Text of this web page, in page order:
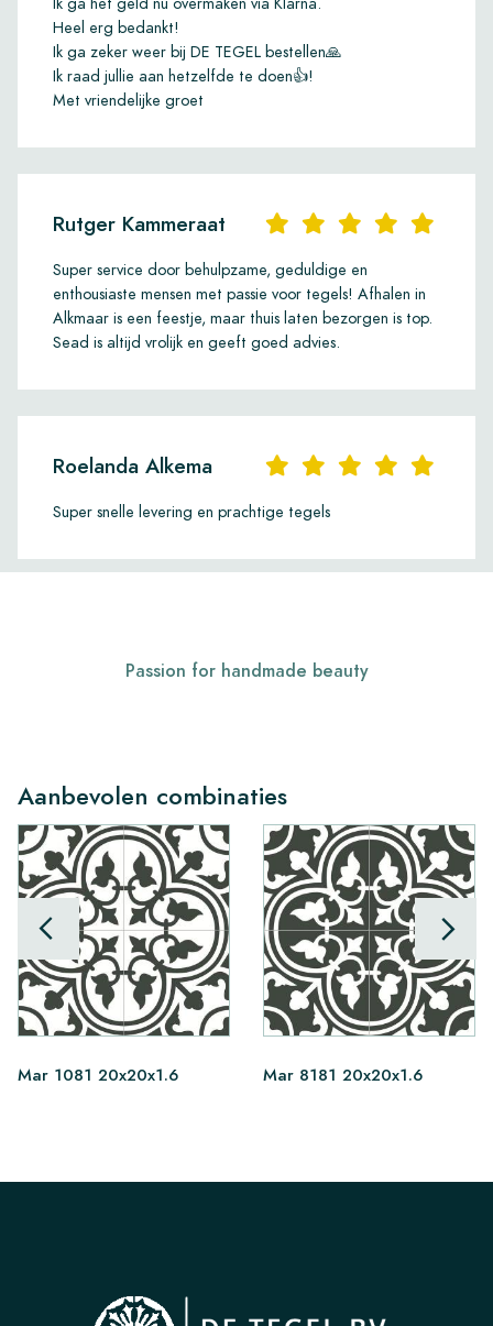
Heel erg bedankt!
Ik ga zeker weer bij DE TEGEL bestellen🙏
Ik raad jullie aan hetzelfde te doen👍!
Met vriendelijke groet
Rutger Kammeraat
Super service door behulpzame, geduldige en
enthousiaste mensen met passie voor tegels! Afhalen in
Alkmaar is een feestje, maar thuis laten bezorgen is top.
Sead is altijd vrolijk en geeft goed advies.
Roelanda Alkema
Super snelle levering en prachtige tegels
Passion for handmade beauty
Aanbevolen combinaties
Mar 1081 20x20x1.6 Mar 8181 20x20x1.6